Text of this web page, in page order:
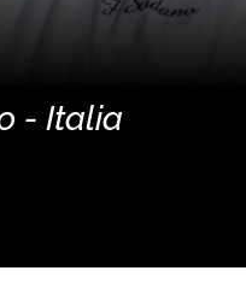
- Italia